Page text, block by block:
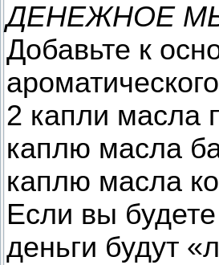
ДЕНЕЖНОЕ
Добавьте к
2 капли масла
каплю масла
каплю масла
Если вы
деньги будут